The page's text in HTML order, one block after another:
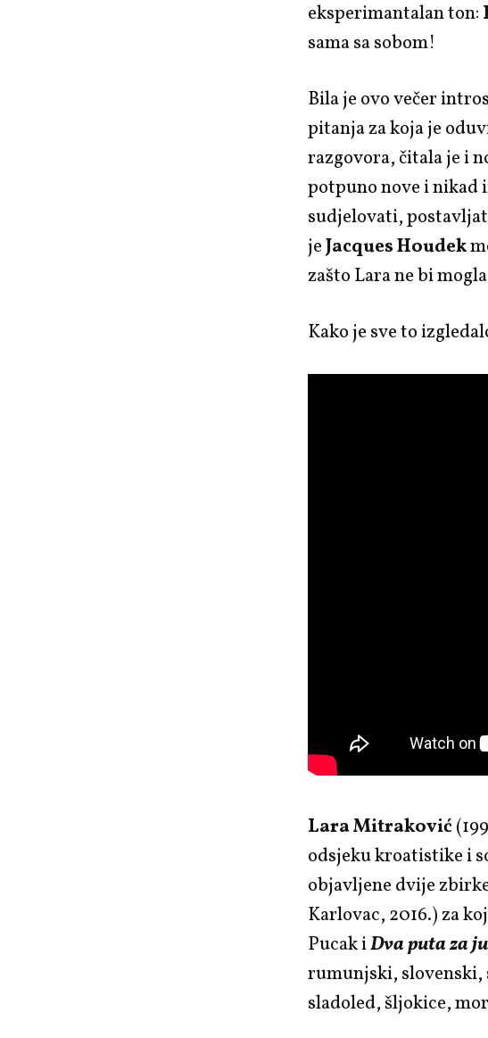
eksperimantalan ton:
sama sa sobom!
Bila je ovo večer
pitanja za koja je
razgovora, čitala je i
potpuno nove i nikad
sudjelovati,
jeJacques Houdek
zašto Larane bi
Kako je sve to
Lara Mitraković
odsjeku kroatistike i
objavljene dvije
Karlovac, 2016.) za
Pucak iDva puta za
rumunjski, slovenski,
sladoled, šljokice,